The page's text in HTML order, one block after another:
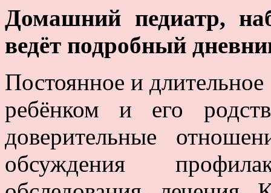
Домашний педиатр,
ведёт подробный
Постоянное и
ребёнком и его
доверительные
обсуждения